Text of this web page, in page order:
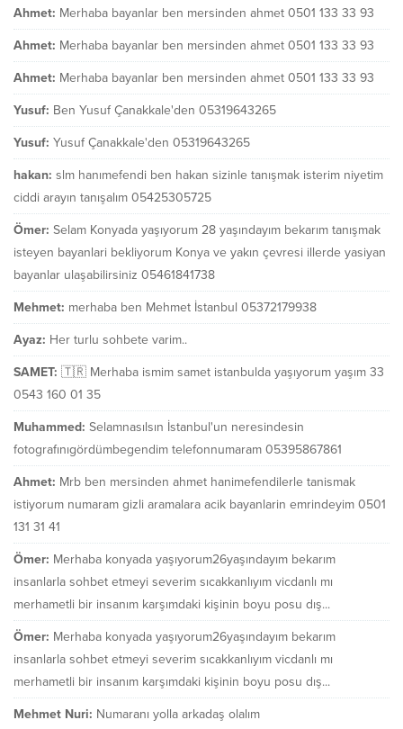
Ahmet: Merhaba bayanlar ben mersinden ahmet 0501 133 33 93
Ahmet: Merhaba bayanlar ben mersinden ahmet 0501 133 33 93
Ahmet: Merhaba bayanlar ben mersinden ahmet 0501 133 33 93
Yusuf: Ben Yusuf Çanakkale'den 05319643265
Yusuf: Yusuf Çanakkale'den 05319643265
hakan: slm hanımefendi ben hakan sizinle tanışmak isterim niyetim
ciddi arayın tanışalım 05425305725
Ömer: Selam Konyada yaşıyorum 28 yaşındayım bekarım tanışmak
isteyen bayanlari bekliyorum Konya ve yakın çevresi illerde yasiyan
bayanlar ulaşabilirsiniz 05461841738
Mehmet: merhaba ben Mehmet İstanbul 05372179938
Ayaz: Her turlu sohbete varim..
SAMET: 🇹🇷 Merhaba ismim samet istanbulda yaşıyorum yaşım 33
0543 160 01 35
Muhammed: Selamnasılsın İstanbul'un neresindesin
fotografınıgördümbegendim telefonnumaram 05395867861
Ahmet: Mrb ben mersinden ahmet hanimefendilerle tanismak
istiyorum numaram gizli aramalara acik bayanlarin emrindeyim 0501
131 31 41
Ömer: Merhaba konyada yaşıyorum26yaşındayım bekarım
insanlarla sohbet etmeyi severim sıcakkanlıyım vicdanlı mı
merhametli bir insanım karşımdaki kişinin boyu posu dış...
Ömer: Merhaba konyada yaşıyorum26yaşındayım bekarım
insanlarla sohbet etmeyi severim sıcakkanlıyım vicdanlı mı
merhametli bir insanım karşımdaki kişinin boyu posu dış...
Mehmet Nuri: Numaranı yolla arkadaş olalım